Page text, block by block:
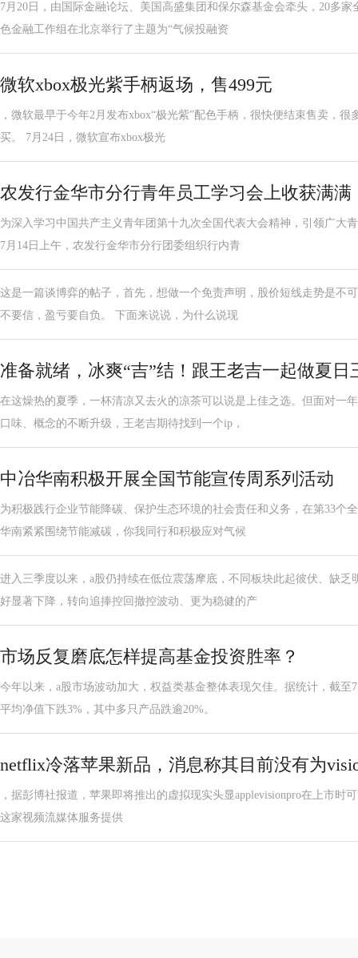
7月20日，由国际金融论坛、美国高盛集团和保尔森基金会牵头，20多
色金融工作组在北京举行了主题为“气候投融资
微软xbox极光紫手柄返场，售499元
，微软最早于今年2月发布xbox“极光紫”配色手柄，很快便结束售卖，
买。 7月24日，微软宣布xbox极光
农发行金华市分行青年员工学习会上收获满满
为深入学习中国共产主义青年团第十九次全国代表大会精神，引领广大
7月14日上午，农发行金华市分行团委组织行内青
这是一篇谈博弈的帖子，首先，想做一个免责声明，股价短线走势是不
不要信，盈亏要自负。 下面来说说，为什么说现
准备就绪，冰爽“吉”结！跟王老吉一起做夏日
在这燥热的夏季，一杯清凉又去火的凉茶可以说是上佳之选。但面对一
口味、概念的不断升级，王老吉期待找到一个ip，
中冶华南积极开展全国节能宣传周系列活动
为积极践行企业节能降碳、保护生态环境的社会责任和义务，在第33个
华南紧紧围绕节能减碳，你我同行和积极应对气候
进入三季度以来，a股仍持续在低位震荡摩底，不同板块此起彼伏、缺乏
好显著下降，转向追捧控回撤控波动、更为稳健的产
市场反复磨底怎样提高基金投资胜率？
今年以来，a股市场波动加大，权益类基金整体表现欠佳。据统计，截至
平均净值下跌3%，其中多只产品跌逾20%。
netflix冷落苹果新品，消息称其目前没有为
，据彭博社报道，苹果即将推出的虚拟现实头显applevisionpro在上市时
这家视频流媒体服务提供